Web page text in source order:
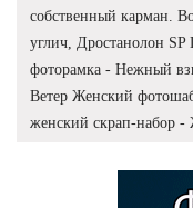
собственный карман.
углич, Дростанолон SP
фоторамка - Нежный
Ветер Женский
женский скрап-набор